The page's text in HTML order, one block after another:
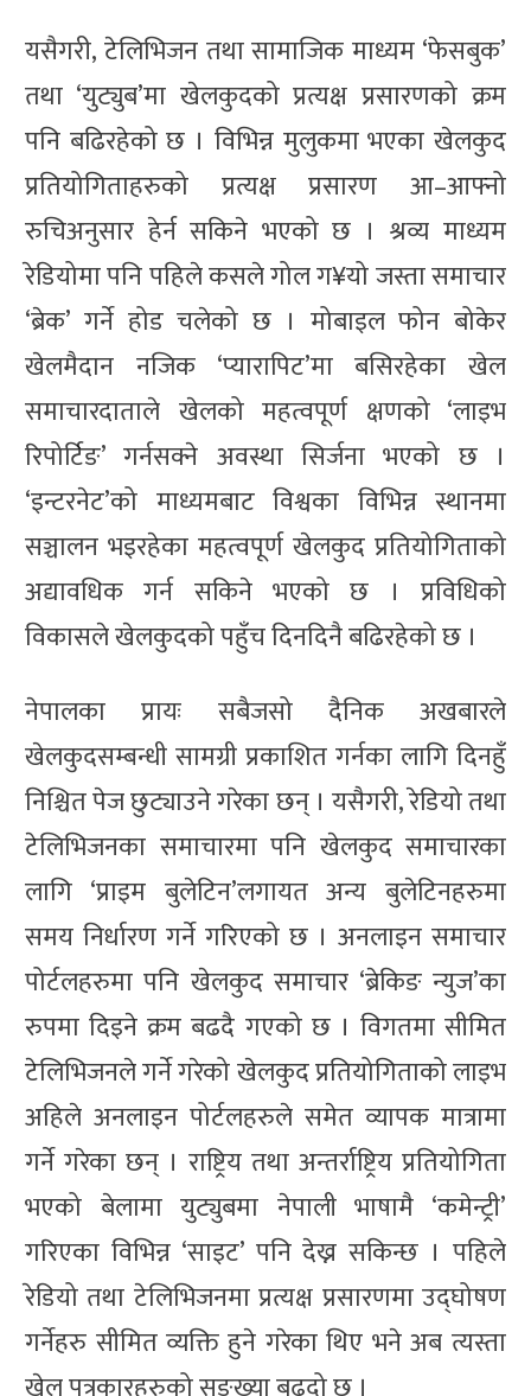
यसैगरी, टेलिभिजन तथा सामाजिक माध्यम ‘फेसबुक’
तथा ‘युट्युब’मा खेलकुदको प्रत्यक्ष प्रसारणको क्रम
पनि बढिरहेको छ । विभिन्न मुलुकमा भएका खेलकुद
प्रतियोगिताहरुको प्रत्यक्ष प्रसारण आ–आफ्नो
रुचिअनुसार हेर्न सकिने भएको छ । श्रव्य माध्यम
रेडियोमा पनि पहिले कसले गोल ग¥यो जस्ता समाचार
‘ब्रेक’ गर्ने होड चलेको छ । मोबाइल फोन बोकेर
खेलमैदान नजिक ‘प्यारापिट’मा बसिरहेका खेल
समाचारदाताले खेलको महत्वपूर्ण क्षणको ‘लाइभ
रिपोर्टिङ’ गर्नसक्ने अवस्था सिर्जना भएको छ ।
‘इन्टरनेट’को माध्यमबाट विश्वका विभिन्न स्थानमा
सञ्चालन भइरहेका महत्वपूर्ण खेलकुद प्रतियोगिताको
अद्यावधिक गर्न सकिने भएको छ । प्रविधिको
विकासले खेलकुदको पहुँच दिनदिनै बढिरहेको छ ।
नेपालका प्रायः सबैजसो दैनिक अखबारले
खेलकुदसम्बन्धी सामग्री प्रकाशित गर्नका लागि दिनहुँ
निश्चित पेज छुट्याउने गरेका छन् । यसैगरी, रेडियो तथा
टेलिभिजनका समाचारमा पनि खेलकुद समाचारका
लागि ‘प्राइम बुलेटिन’लगायत अन्य बुलेटिनहरुमा
समय निर्धारण गर्ने गरिएको छ । अनलाइन समाचार
पोर्टलहरुमा पनि खेलकुद समाचार ‘ब्रेकिङ न्युज’का
रुपमा दिइने क्रम बढदै गएको छ । विगतमा सीमित
टेलिभिजनले गर्ने गरेको खेलकुद प्रतियोगिताको लाइभ
अहिले अनलाइन पोर्टलहरुले समेत व्यापक मात्रामा
गर्ने गरेका छन् । राष्ट्रिय तथा अन्तर्राष्ट्रिय प्रतियोगिता
भएको बेलामा युट्युबमा नेपाली भाषामै ‘कमेन्ट्री’
गरिएका विभिन्न ‘साइट’ पनि देख्न सकिन्छ । पहिले
रेडियो तथा टेलिभिजनमा प्रत्यक्ष प्रसारणमा उद्घोषण
गर्नेहरु सीमित व्यक्ति हुने गरेका थिए भने अब त्यस्ता